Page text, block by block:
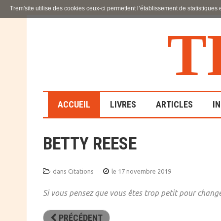
T
ACCUEIL LIVRES
LA FAMILLE
ÉDUCATIVE
SCIENCES HUMAINES
ARTICLES
BETTY REESE
dans Citations le 17 novembre 2019
Si vous pensez que vous êtes trop petit pour
PRÉCÉDENT
Trem'site utilise des cookies ceux-ci permettent l’établissement de statistiques